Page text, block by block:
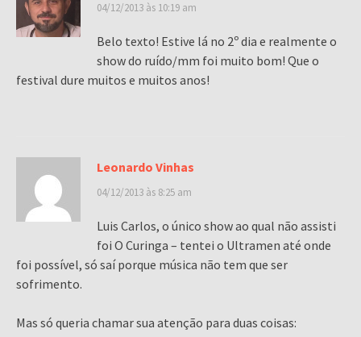
04/12/2013 às 10:19 am
Belo texto! Estive lá no 2º dia e realmente o
show do ruído/mm foi muito bom! Que o
festival dure muitos e muitos anos!
Leonardo Vinhas
04/12/2013 às 8:25 am
Luis Carlos, o único show ao qual não assisti
foi O Curinga – tentei o Ultramen até onde
foi possível, só saí porque música não tem que ser
sofrimento.
Mas só queria chamar sua atenção para duas coisas: